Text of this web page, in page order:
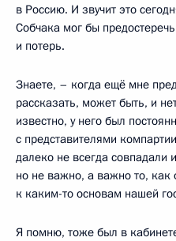
в Россию. И звучит это
Собчака мог бы
и потерь.
Знаете, – когда ещё мне
рассказать, может быть, и
известно, у него был
с представителями
далеко не всегда совпадали
но не важно, а важно то, как
к каким-то основам нашей
Я помню, тоже был в